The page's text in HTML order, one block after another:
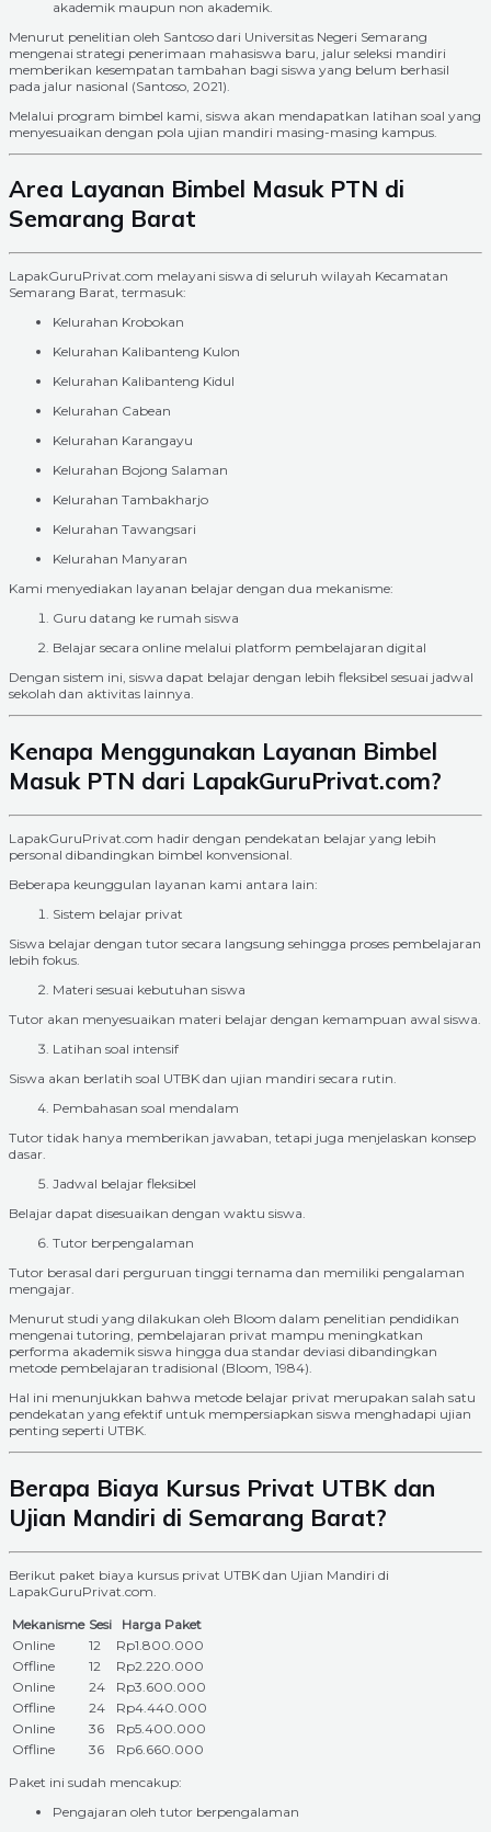
akademik maupun non akademik.
Menurut penelitian oleh Santoso dari Universitas Negeri Semarang
mengenai strategi penerimaan mahasiswa baru, jalur seleksi mandiri
memberikan kesempatan tambahan bagi siswa yang belum berhasil
pada jalur nasional (Santoso, 2021).
Melalui program bimbel kami, siswa akan mendapatkan latihan soal yang
menyesuaikan dengan pola ujian mandiri masing-masing kampus.
Area Layanan Bimbel Masuk PTN di
Semarang Barat
LapakGuruPrivat.com melayani siswa di seluruh wilayah Kecamatan
Semarang Barat, termasuk:
Kelurahan Krobokan
Kelurahan Kalibanteng Kulon
Kelurahan Kalibanteng Kidul
Kelurahan Cabean
Kelurahan Karangayu
Kelurahan Bojong Salaman
Kelurahan Tambakharjo
Kelurahan Tawangsari
Kelurahan Manyaran
Kami menyediakan layanan belajar dengan dua mekanisme:
Guru datang ke rumah siswa
Belajar secara online melalui platform pembelajaran digital
Dengan sistem ini, siswa dapat belajar dengan lebih fleksibel sesuai jadwal
sekolah dan aktivitas lainnya.
Kenapa Menggunakan Layanan Bimbel
Masuk PTN dari LapakGuruPrivat.com?
LapakGuruPrivat.com hadir dengan pendekatan belajar yang lebih
personal dibandingkan bimbel konvensional.
Beberapa keunggulan layanan kami antara lain:
Sistem belajar privat
Siswa belajar dengan tutor secara langsung sehingga proses pembelajaran
lebih fokus.
Materi sesuai kebutuhan siswa
Tutor akan menyesuaikan materi belajar dengan kemampuan awal siswa.
Latihan soal intensif
Siswa akan berlatih soal UTBK dan ujian mandiri secara rutin.
Pembahasan soal mendalam
Tutor tidak hanya memberikan jawaban, tetapi juga menjelaskan konsep
dasar.
Jadwal belajar fleksibel
Belajar dapat disesuaikan dengan waktu siswa.
Tutor berpengalaman
Tutor berasal dari perguruan tinggi ternama dan memiliki pengalaman
mengajar.
Menurut studi yang dilakukan oleh Bloom dalam penelitian pendidikan
mengenai tutoring, pembelajaran privat mampu meningkatkan
performa akademik siswa hingga dua standar deviasi dibandingkan
metode pembelajaran tradisional (Bloom, 1984).
Hal ini menunjukkan bahwa metode belajar privat merupakan salah satu
pendekatan yang efektif untuk mempersiapkan siswa menghadapi ujian
penting seperti UTBK.
Berapa Biaya Kursus Privat UTBK dan
Ujian Mandiri di Semarang Barat?
Berikut paket biaya kursus privat UTBK dan Ujian Mandiri di
LapakGuruPrivat.com.
Mekanisme Sesi
Harga Paket
Online
12
Rp1.800.000
Offline
12
Rp2.220.000
Online
24
Rp3.600.000
Offline
24
Rp4.440.000
Online
36
Rp5.400.000
Offline
36
Rp6.660.000
Paket ini sudah mencakup:
Pengajaran oleh tutor berpengalaman